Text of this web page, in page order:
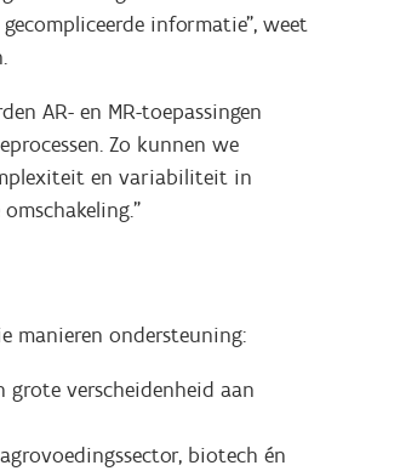
informatie”, weet
AR- en MR-toepassingen
Zo kunnen we
en variabiliteit in
manieren ondersteuning:
grote verscheidenheid aan
biotech én